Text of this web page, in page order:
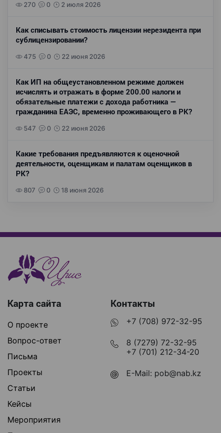
270 0 2 июля 2026
Как списывать стоимость лицензии нерезидента при
сублицензировании?
475 0 22 июня 2026
Как ИП на общеустановленном режиме должен
исчислять и отражать в форме 200.00 налоги и
обязательные платежи с дохода работника —
гражданина ЕАЭС, временно проживающего в РК?
547 0 22 июня 2026
Какие требования предъявляются к оценочной
деятельности, оценщикам и палатам оценщиков в
РК?
807 0 18 июня 2026
Карта сайта
О проекте
Вопрос-ответ
Письма
Проекты
Статьи
Кейсы
Мероприятия
Контакты
+7 (708) 972-32-95
8 (7279) 72-32-95
+7 (701) 212-34-20
E-Mail: pob@nab.kz